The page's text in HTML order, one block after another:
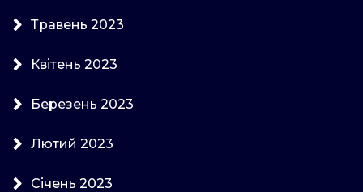
Травень 2023
Квітень 2023
Березень 2023
Лютий 2023
Січень 2023